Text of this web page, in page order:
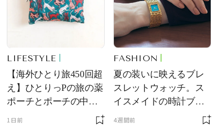
LIFESTYLE
【海外ひとり旅450回超
え】ひとりっPの旅の薬
ポーチとポーチの中身
を初公開！ 本当に使え
1日前
FASHION
夏の装いに映えるブレ
スレットウォッチ。ス
イスメイドの時計ブラ
ンド【フレデリック・
4週間前